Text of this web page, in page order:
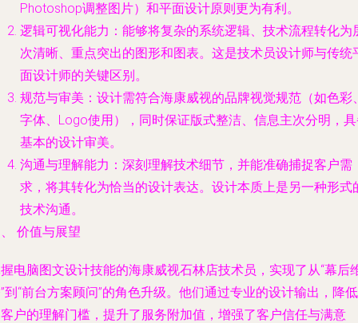
Photoshop调整图片）和平面设计原则更为有利。
逻辑可视化能力 ：能够将复杂的系统逻辑、技术流程转化为
次清晰、重点突出的图形和图表。这是技术员设计师与传统
面设计师的关键区别。
规范与审美 ：设计需符合海康威视的品牌视觉规范（如色彩
字体、Logo使用），同时保证版式整洁、信息主次分明，
基本的设计审美。
沟通与理解能力 ：深刻理解技术细节，并能准确捕捉客户需
求，将其转化为恰当的设计表达。设计本质上是另一种形式
技术沟通。
价值与展望
电脑图文设计技能的海康威视石林店技术员，实现了从“幕后
到“前台方案顾问”的角色升级。他们通过专业的设计输出，降低
户的理解门槛，提升了服务附加值，增强了客户信任与满意